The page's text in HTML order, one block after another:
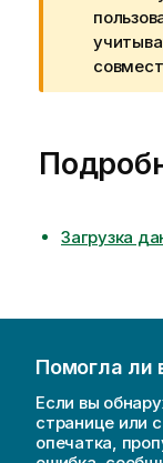
и
е
к
п
д
р
н
ю
Загрузка
Помогла ли
Если вы
странице или
опечатка,